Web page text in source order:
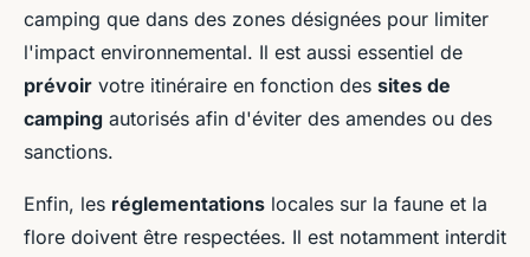
camping que dans des zones désignées pour limiter
l'impact environnemental. Il est aussi essentiel de
prévoir votre itinéraire en fonction des sites de
camping autorisés afin d'éviter des amendes ou des
sanctions.
Enfin, les réglementations locales sur la faune et la
flore doivent être respectées. Il est notamment interdit